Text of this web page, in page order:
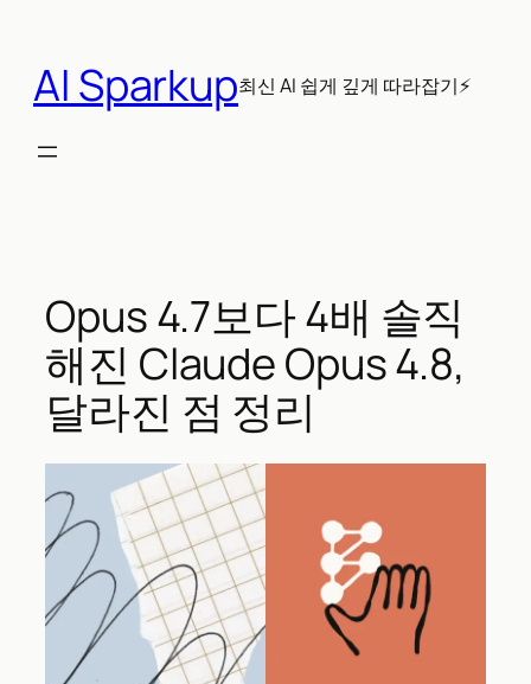
AI Sparkup최신 AI 쉽게 깊게 따라잡기⚡
Opus 4.7보다 4배 솔직
해진 Claude Opus 4.8,
달라진 점 정리